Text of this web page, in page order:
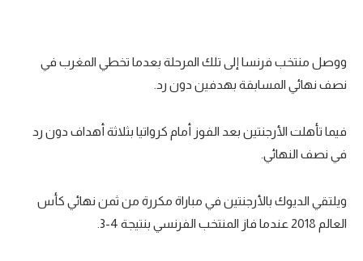
ووصل منتخب فرنسا إلى تلك المرحلة بعدما تخطي المغرب في
نصف نهائي المسابقة بهدفين دون رد.
فيما تأهلت الأرجنتين بعد الفوز أمام كرواتيا بثلاثة أهداف دون رد
في نصف النهائي.
ويلتقي الديوك بالأرجنتين في مباراة مكررة من ثمن نهائي كأس
العالم 2018 عندما فاز المنتخب الفرنسي بنتيجة 4-3.